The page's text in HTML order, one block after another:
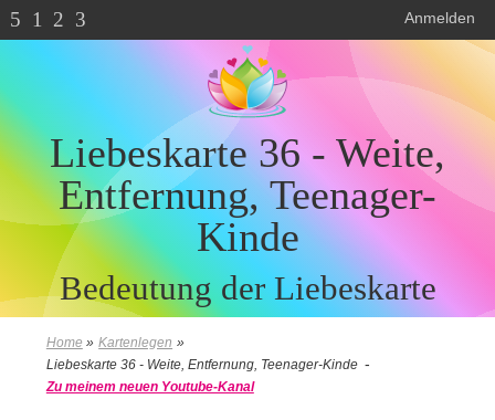
5 1 2 3 Anmelden
Liebeskarte 36 - Weite,
Entfernung, Teenager-
Kinde
Bedeutung der Liebeskarte
Home » Kartenlegen »
Liebeskarte 36 - Weite, Entfernung, Teenager-Kinde -
Zu meinem neuen Youtube-Kanal